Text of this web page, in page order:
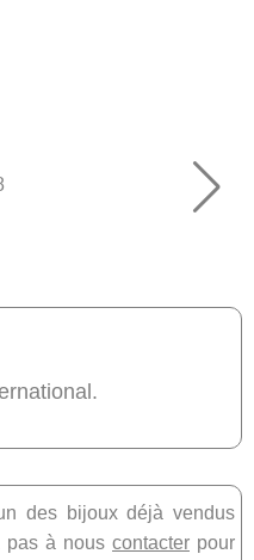
des bijoux déjà vendus
pas à nous contacter pour